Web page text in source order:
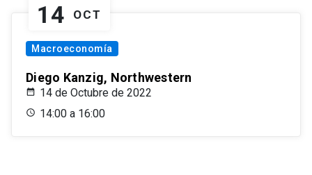
14 OCT
Macroeconomía
Diego Kanzig, Northwestern
14 de Octubre de 2022
14:00 a 16:00